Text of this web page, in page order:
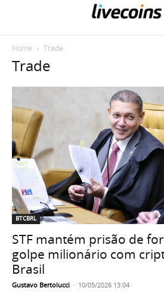
Home Trade
Trade
BTCBRL
STF mantém prisão de
golpe milionário com
Brasil
Gustavo Bertolucci - 10/05/2026 13:04